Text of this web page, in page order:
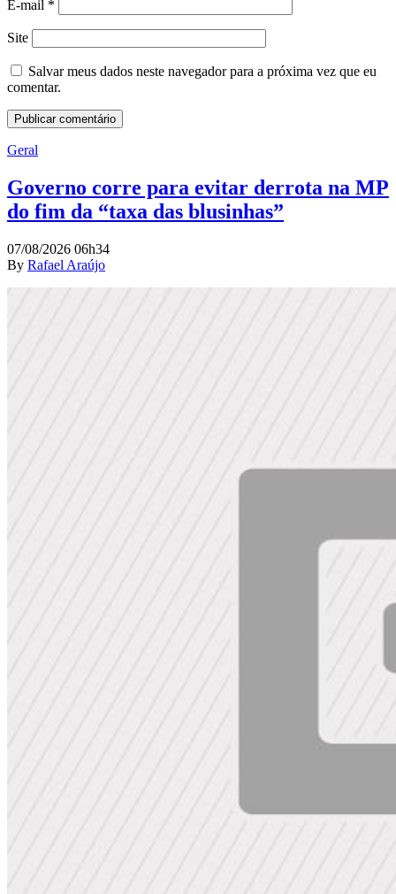
E-mail *
Site
Salvar meus dados neste navegador para a próxima vez que eu
comentar.
Geral
Governo corre para evitar derrota na MP
do fim da “taxa das blusinhas”
07/08/2026 06h34
By Rafael Araújo